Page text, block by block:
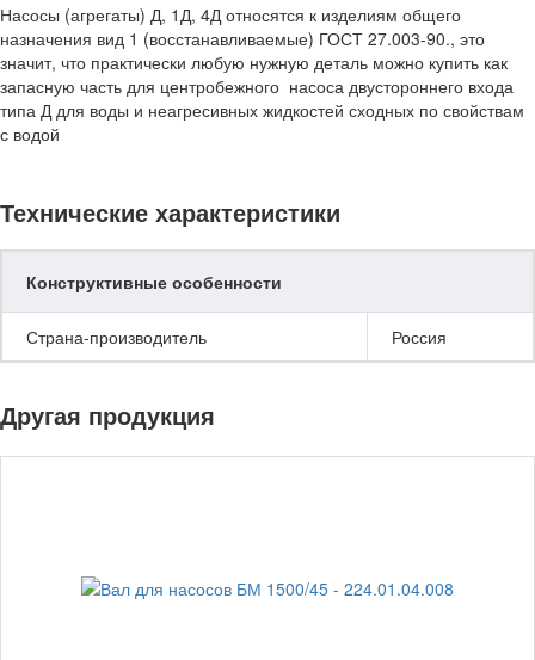
Насосы (агрегаты) Д, 1Д, 4Д относятся к изделиям общего
назначения вид 1 (восстанавливаемые) ГОСТ 27.003-90., это
значит, что практически любую нужную деталь можно купить как
запасную часть для центробежного насоса двустороннего входа
типа Д для воды и неагресивных жидкостей сходных по свойствам
с водой
Технические характеристики
Конструктивные особенности
Страна-производитель Россия
Другая продукция